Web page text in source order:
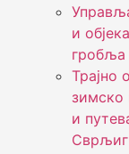
и
гробља
Трајно
зимско
и
Сврљиг